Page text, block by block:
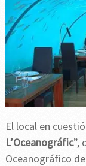
El local en
L’Oceanográfic”,
Oceanográfico